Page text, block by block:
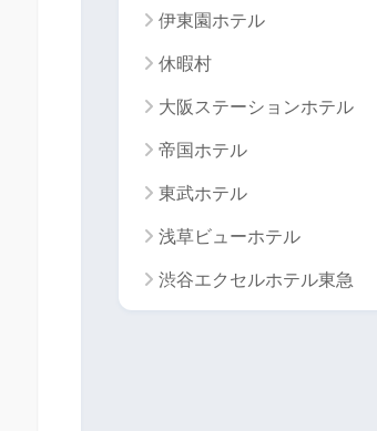
伊東園ホテル
休暇村
大阪ステーションホテル
帝国ホテル
東武ホテル
浅草ビューホテル
渋谷エクセルホテル東急